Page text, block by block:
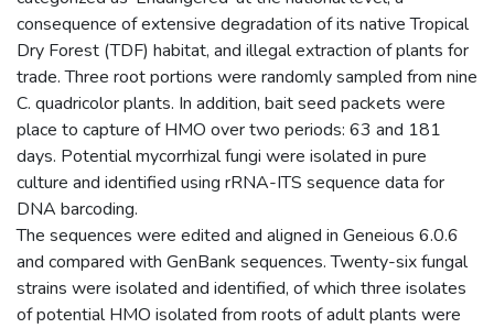
consequence of extensive degradation of its native Tropical
Dry Forest (TDF) habitat, and illegal extraction of plants for
trade. Three root portions were randomly sampled from nine
C. quadricolor plants. In addition, bait seed packets were
place to capture of HMO over two periods: 63 and 181
days. Potential mycorrhizal fungi were isolated in pure
culture and identified using rRNA-ITS sequence data for
DNA barcoding.
The sequences were edited and aligned in Geneious 6.0.6
and compared with GenBank sequences. Twenty-six fungal
strains were isolated and identified, of which three isolates
of potential HMO isolated from roots of adult plants were